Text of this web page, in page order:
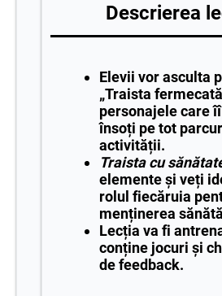
Descrierea
Elevii vor asculta
„Traista
personajele care
însoți pe tot
activității.
Traista cu
elemente și veți
rolul fiecăruia
menținerea
Lecția va fi
conține jocuri și
de feedback.